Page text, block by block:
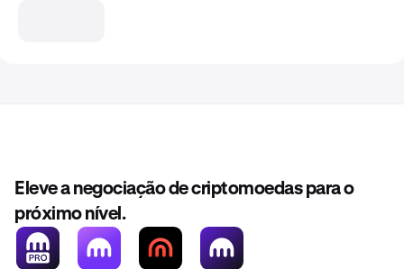
Eleve a negociação de criptomoedas para o
próximo nível.